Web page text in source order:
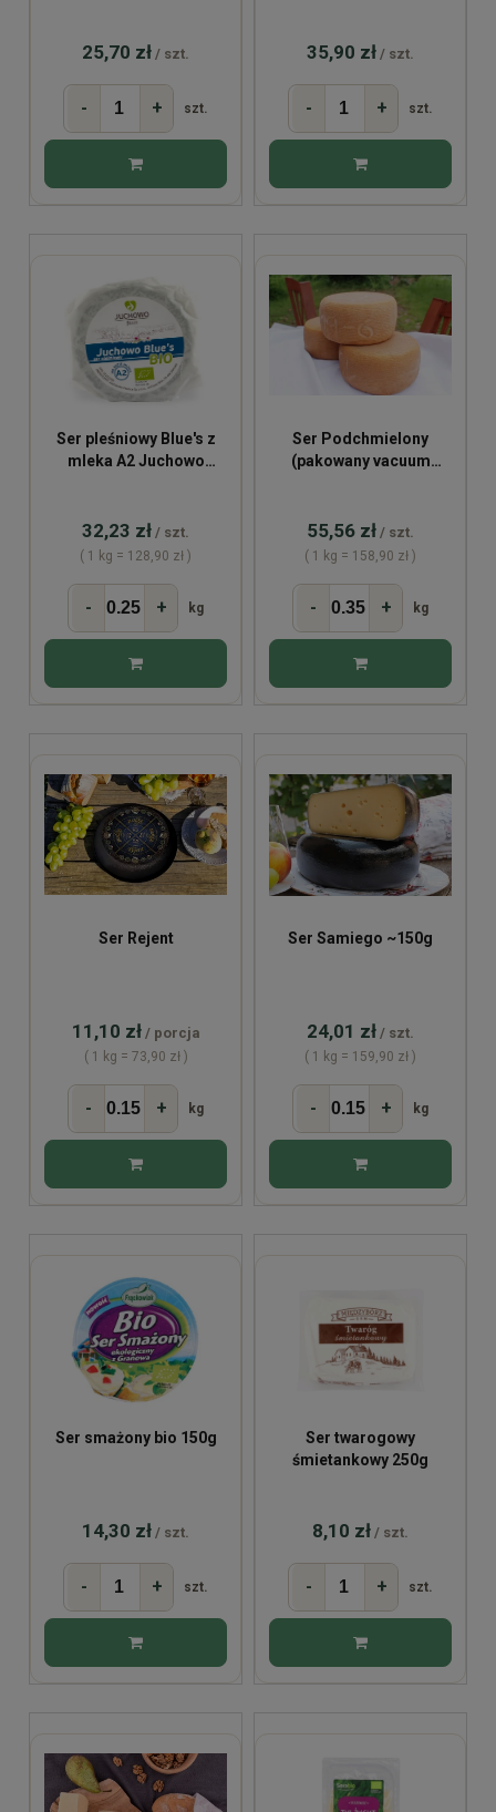
25,70 zł / szt.
- + szt.
35,90 zł / szt.
- + szt.
Ser pleśniowy Blue's z
mleka A2 Juchowo
32,23 zł / szt.
( 1 kg = 128,90 zł )
- + kg
Ser Podchmielony
(pakowany vacuum
55,56 zł / szt.
( 1 kg = 158,90 zł )
- + kg
Ser Rejent
11,10 zł / porcja
( 1 kg = 73,90 zł )
- + kg
Ser Samiego ~150g
24,01 zł / szt.
( 1 kg = 159,90 zł )
- + kg
Ser smażony bio 150g
14,30 zł / szt.
- + szt.
Ser twarogowy
śmietankowy 250g
8,10 zł / szt.
- + szt.